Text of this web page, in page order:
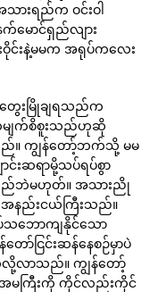
ားရည်က ဝင်းဝါ
မောင်ရှည်လျား
ဝိုင်းနဲ့မမက အရုပ်ကလေး
ေးမြိုချရသည်က
မျက်စိစူးသည်ဟုဆို
ည်။ ကျွန်တော့်ဘက်သို့ မမ
င်းဆရာမို့သပ်ရပ်စွာ
ည်ဘဲမဟုတ်။ အသားညို
းအနည်းငယ်ကြီးသည်။
သဘောကျနိုင်သော
ာ်ငြင်းဆန်နေစဉ်မှာပဲ
လာသည်။ ကျွန်တော့်
အမကြီးကို ကိုင်လည်းကိုင်